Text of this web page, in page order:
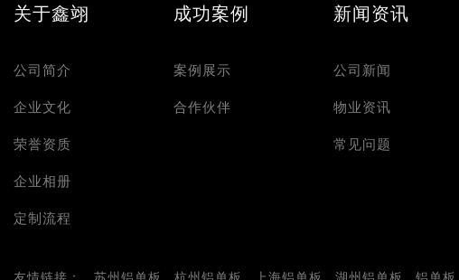
关于鑫翊
公司简介
企业文化
荣誉资质
企业相册
定制流程
成功案例
案例展示
合作伙伴
新闻资讯
公司新闻
物业资讯
常见问题